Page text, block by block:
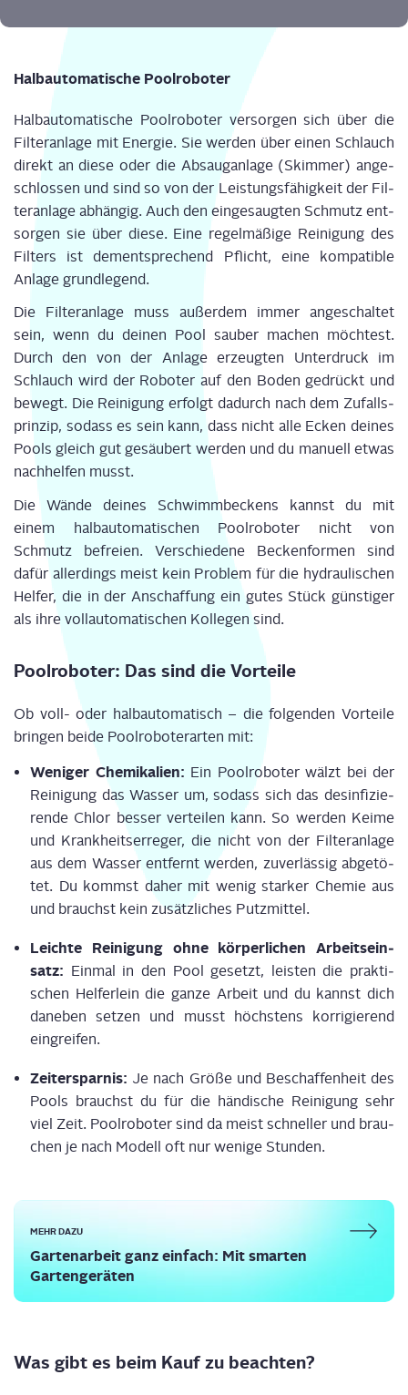
Halb­au­to­ma­ti­sche Poolroboter
Halb­au­to­ma­ti­sche Pool­ro­bo­ter ver­sor­gen sich über die
Fil­ter­an­la­ge mit Ener­gie. Sie wer­den über einen Schlauch
direkt an die­se oder die Absaug­an­la­ge (Skim­mer) ange­
schlos­sen und sind so von der Leis­tungs­fä­hig­keit der Fil­
ter­an­la­ge abhän­gig. Auch den ein­ge­saug­ten Schmutz ent­
sor­gen sie über die­se. Eine regel­mä­ßi­ge Rei­ni­gung des
Fil­ters ist dem­entspre­chend Pflicht, eine kom­pa­ti­ble
Anla­ge grundlegend.
Die Fil­ter­an­la­ge muss außer­dem immer ange­schal­tet
sein, wenn du dei­nen Pool sau­ber machen möch­test.
Durch den von der Anla­ge erzeug­ten Unter­druck im
Schlauch wird der Robo­ter auf den Boden gedrückt und
bewegt. Die Rei­ni­gung erfolgt dadurch nach dem Zufalls­
prin­zip, sodass es sein kann, dass nicht alle Ecken dei­nes
Pools gleich gut gesäu­bert wer­den und du manu­ell etwas
nach­hel­fen musst.
Die Wän­de dei­nes Schwimm­be­ckens kannst du mit
einem halb­au­to­ma­ti­schen Pool­ro­bo­ter nicht von
Schmutz befrei­en. Ver­schie­de­ne Becken­for­men sind
dafür aller­dings meist kein Pro­blem für die hydrau­li­schen
Hel­fer, die in der Anschaf­fung ein gutes Stück güns­ti­ger
als ihre voll­au­to­ma­ti­schen Kol­le­gen sind.
Pool­ro­bo­ter: Das sind die Vorteile
Ob voll- oder halb­au­to­ma­tisch – die fol­gen­den Vor­tei­le
brin­gen bei­de Pool­ro­bo­ter­ar­ten mit:
Weni­ger Che­mi­ka­li­en: Ein Pool­ro­bo­ter wälzt bei der
Rei­ni­gung das Was­ser um, sodass sich das des­in­fi­zie­
ren­de Chlor bes­ser ver­tei­len kann. So wer­den Kei­me
und Krank­heits­er­re­ger, die nicht von der Fil­ter­an­la­ge
aus dem Was­ser ent­fernt wer­den, zuver­läs­sig abge­tö­
tet. Du kommst daher mit wenig star­ker Che­mie aus
und brauchst kein zusätz­li­ches Putzmittel.
Leich­te Rei­ni­gung ohne kör­per­li­chen Arbeits­ein­
satz: Ein­mal in den Pool gesetzt, leis­ten die prak­ti­
schen Hel­fer­lein die gan­ze Arbeit und du kannst dich
dane­ben set­zen und musst höchs­tens kor­ri­gie­rend
eingreifen.
Zeit­er­spar­nis: Je nach Grö­ße und Beschaf­fen­heit des
Pools brauchst du für die hän­di­sche Rei­ni­gung sehr
viel Zeit. Pool­ro­bo­ter sind da meist schnel­ler und brau­
chen je nach Modell oft nur weni­ge Stunden.
MEHR DAZU
Gar­ten­ar­beit ganz ein­fach: Mit smar­ten
Gartengeräten
Was gibt es beim Kauf zu beachten?